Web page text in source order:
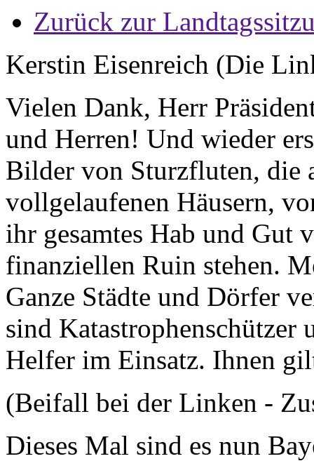
Zurück zur
Kerstin Eisenreich (Die
Vielen Dank, Herr
und Herren! Und wieder
Bilder von Sturzfluten, die
vollgelaufenen Häusern,
ihr gesamtes Hab und Gut
finanziellen Ruin stehen.
Ganze Städte und Dörfer
sind Katastrophenschützer
Helfer im Einsatz. Ihnen
(Beifall bei der Linken -
Dieses Mal sind es nun